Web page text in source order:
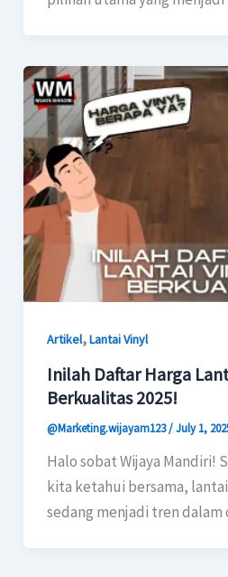
Artikel,Lantai Vinyl
Inilah Daftar Harga
Berkualitas 2025!
@Marketing.wijayam123/July 1,
Halo sobat Wijaya Mandiri!
kita ketahui bersama,
sedang menjadi tren dalam